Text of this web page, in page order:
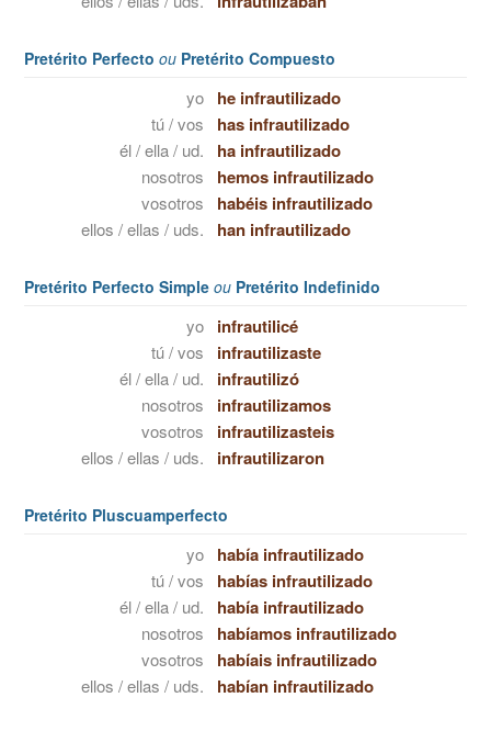
Pretérito Perfecto ou Pretérito Compuesto
yo he infrautilizado
tú / vos has infrautilizado
él / ella / ud. ha infrautilizado
nosotros hemos infrautilizado
vosotros habéis infrautilizado
ellos / ellas / uds. han infrautilizado
Pretérito Perfecto Simple ou Pretérito Indefinido
yo infrautilicé
tú / vos infrautilizaste
él / ella / ud. infrautilizó
nosotros infrautilizamos
vosotros infrautilizasteis
ellos / ellas / uds. infrautilizaron
Pretérito Pluscuamperfecto
yo había infrautilizado
tú / vos habías infrautilizado
él / ella / ud. había infrautilizado
nosotros habíamos infrautilizado
vosotros habíais infrautilizado
ellos / ellas / uds. habían infrautilizado